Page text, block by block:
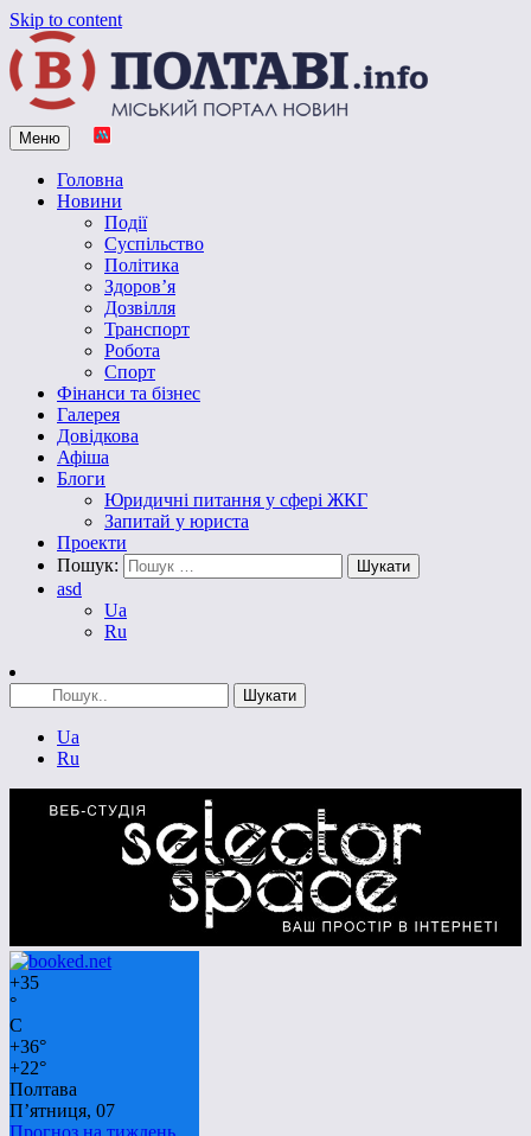
Skip to content
Vpoltave.info
Полтавський портал новин
Меню
Головна
Новини
Події
Суспільство
Політика
Здоров’я
Дозвілля
Транспорт
Робота
Спорт
Фінанси та бізнес
Галерея
Довідкова
Афіша
Блоги
Юридичні питання у сфері ЖКГ
Запитай у юриста
Проекти
Пошук:
asd
Ua
Ru
Ua
Ru
+35
°
C
+36°
+22°
Полтава
П’ятниця, 07
Прогноз на тиждень